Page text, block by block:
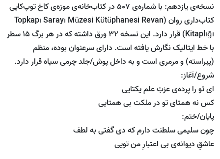
نسخه‌ی یازدهم: با شماره‌ی 507 در کتاب‌خانه‌ی موزه‌ی کاخ توپ‌کاپی
کتاب‌داری روان (Topkapı Sarayı Müzesi Kütüphanesi Revan
Kitaplığı) قرار دارد. این نسخه 32 ورق داشته که در هر برگ 15 سطر
با خط ایتالیک نگارش یافته است. دارای سرعنوان بوده، منظم
(پیراسته) و مرمری است و به داخل پوش/جلد چرمی سیاه قرار دارد.
شروع/آغاز:
ای تو را پرده‌ی عزتِ علم یکتایی
کس نه همتای تو در ملکت بی همتایی
پایان/ختم:
چون سلیمی سلطنت دارم که دی گفتی به لطف
عاشقِ دیوانه‌ی بی اعتبارِ من تویی